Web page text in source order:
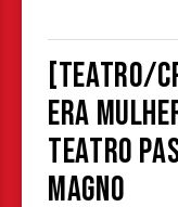
[TEATRO/
era
Teatro
Magno